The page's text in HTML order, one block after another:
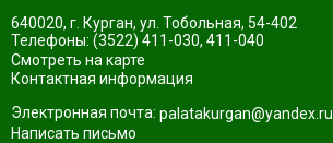
640020, г. Курган, ул. Тобольная, 54-402
Телефоны: (3522) 411-030, 411-040
Смотреть на карте
Контактная информация
Электронная почта: palatakurgan@yandex.ru
Написать письмо